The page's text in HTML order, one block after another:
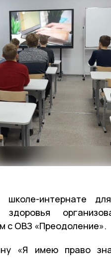
интернате
с ОВЗ «Преодоление».
«Я имею право